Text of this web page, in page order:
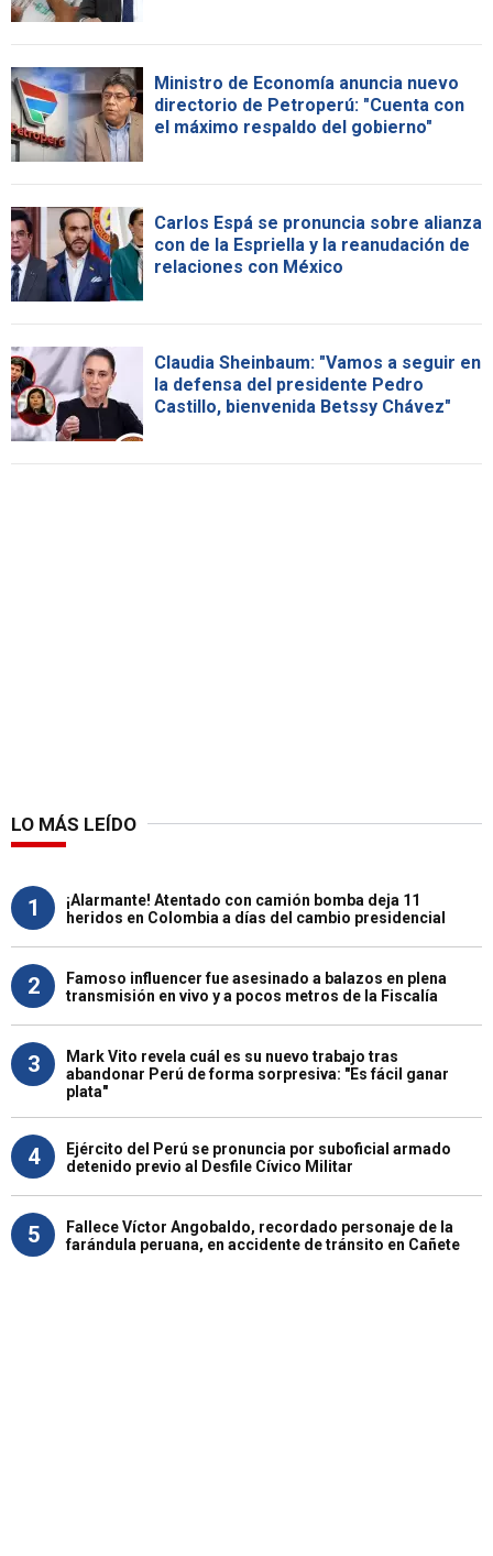
Ministro de Economía anuncia nuevo
directorio de Petroperú: "Cuenta con
el máximo respaldo del gobierno"
Carlos Espá se pronuncia sobre alianza
con de la Espriella y la reanudación de
relaciones con México
Claudia Sheinbaum: "Vamos a seguir en
la defensa del presidente Pedro
Castillo, bienvenida Betssy Chávez"
LO MÁS LEÍDO
1
¡Alarmante! Atentado con camión bomba deja 11
heridos en Colombia a días del cambio presidencial
2
Famoso influencer fue asesinado a balazos en plena
transmisión en vivo y a pocos metros de la Fiscalía
3
Mark Vito revela cuál es su nuevo trabajo tras
abandonar Perú de forma sorpresiva: "Es fácil ganar
plata"
4
Ejército del Perú se pronuncia por suboficial armado
detenido previo al Desfile Cívico Militar
5
Fallece Víctor Angobaldo, recordado personaje de la
farándula peruana, en accidente de tránsito en Cañete